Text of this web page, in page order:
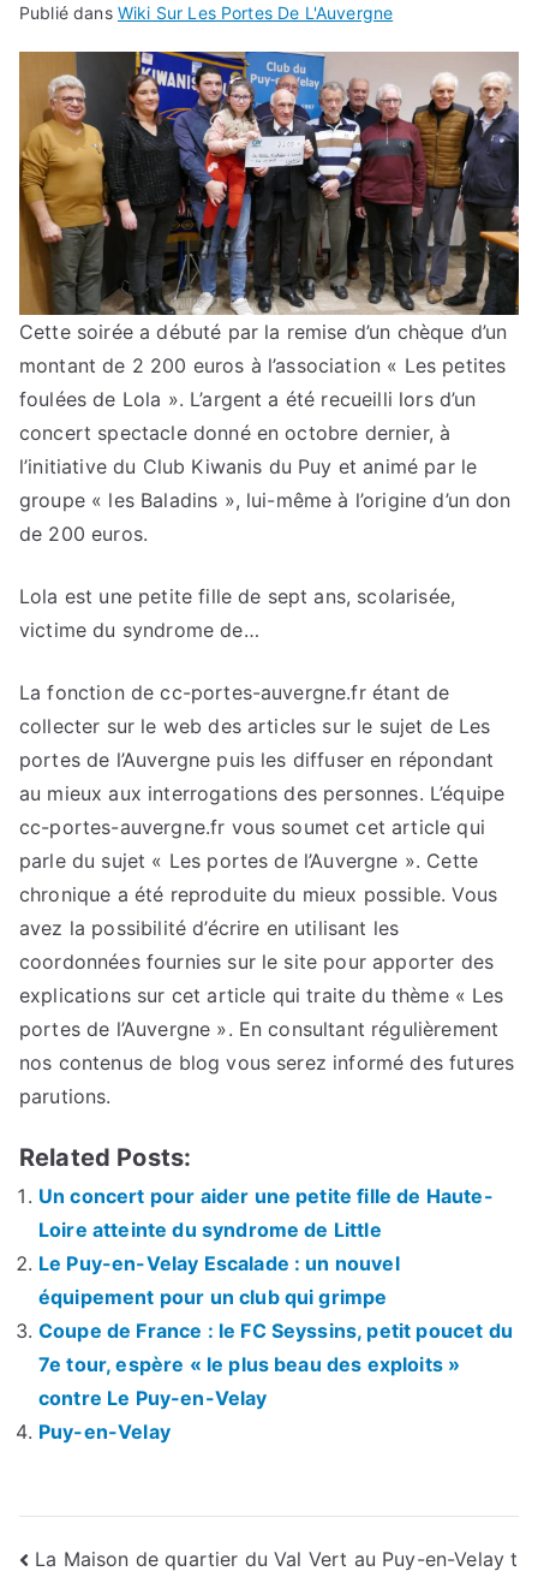
Publié dans Wiki Sur Les Portes De L'Auvergne
Cette soirée a débuté par la remise d’un chèque d’un
montant de 2 200 euros à l’association « Les petites
foulées de Lola ». L’argent a été recueilli lors d’un
concert spectacle donné en octobre dernier, à
l’initiative du Club Kiwanis du Puy et animé par le
groupe « les Baladins », lui-même à l’origine d’un don
de 200 euros.
Lola est une petite fille de sept ans, scolarisée,
victime du syndrome de…
La fonction de cc-portes-auvergne.fr étant de
collecter sur le web des articles sur le sujet de Les
portes de l’Auvergne puis les diffuser en répondant
au mieux aux interrogations des personnes. L’équipe
cc-portes-auvergne.fr vous soumet cet article qui
parle du sujet « Les portes de l’Auvergne ». Cette
chronique a été reproduite du mieux possible. Vous
avez la possibilité d’écrire en utilisant les
coordonnées fournies sur le site pour apporter des
explications sur cet article qui traite du thème « Les
portes de l’Auvergne ». En consultant régulièrement
nos contenus de blog vous serez informé des futures
parutions.
Related Posts:
Un concert pour aider une petite fille de Haute-
Loire atteinte du syndrome de Little
Le Puy-en-Velay Escalade : un nouvel
équipement pour un club qui grimpe
Coupe de France : le FC Seyssins, petit poucet du
7e tour, espère « le plus beau des exploits »
contre Le Puy-en-Velay
Puy-en-Velay
Navigation
La Maison de quartier du Val Vert au Puy-en-Velay t